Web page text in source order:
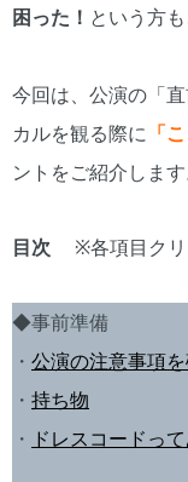
困った！ という方
今回は、公演の「
カルを観る際に 「
ントをご紹介します
目次 ※各項目クリ
◆事前準備
・ 公演の注意事項
・ 持ち物
・ ドレスコードっ